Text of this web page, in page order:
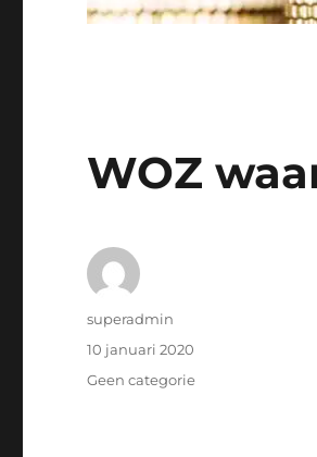
WOZ
Auteur
superadmin
Geplaatst
10 januari 2020
Categorieën
Geen categorie